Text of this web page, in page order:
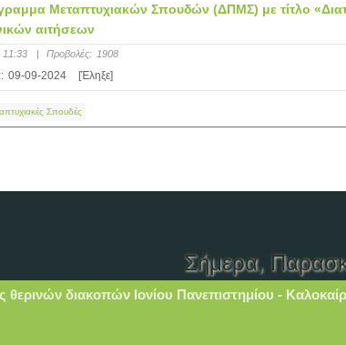
Μεταπτυχιακών Σπουδών (ΔΠΜΣ) με τίτλο
αιτήσεων
11:33 | Προβολές: 1908
09-09-2024 [Έληξε]
Σπουδές
Σήμερα,
θερινών διακοπών Ιονίου Πανεπιστημίου -